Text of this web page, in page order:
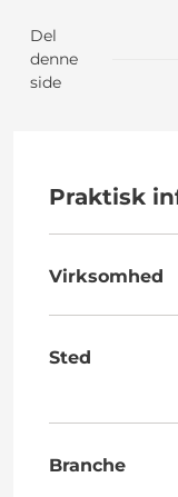
Del
denne
side
Praktisk
Virksomhed
Sted
Branche